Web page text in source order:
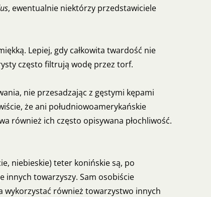
, ewentualnie niektórzy przedstawiciele
Lepiej, gdy całkowita twardość nie
często filtrują wodę przez torf.
nie przesadzając z gęstymi kępami
że ani południowoamerykańskie
również ich często opisywana płochliwość.
niebieskie) teter konińskie są, po
innych towarzyszy. Sam osobiście
wykorzystać również towarzystwo innych